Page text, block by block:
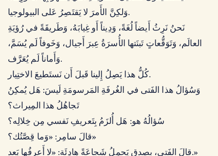
وَلكِنَّ الأَمرَ لا يَقتَصِرُ عَلى البيولوجيا.
نَحنُ نَرِثُ أَيضاً لُغَةً، وَدِيناً أَو غِيابَهُ، وَطَريقَةً في رُؤيَةِ
العالَم، وَتَوَقُّعاتٍ تَبنَتها الأُسرَةُ عِبرَ أَجيال، وَخَوفاً لَم يُسَمَّ،
وَأَماناً لَم يُعَرَّف.
كُلُّ هذا يَصِلُ إِلينا قَبلَ أَن نَستَطيعَ الاختِيار.
وَسُؤالُ هذا الفَتى في الغُرفَةِ المَرسومَةِ لَيسَ: هَل يُمكِنُ
تَجاهُلُ هذا المِيراث؟
سُؤالُهُ هو: هَل أُلزَمُ بِتَعريفِ نَفسي مِن خِلالِه؟
قالَ سامِر: «وَما قِصَّتُك؟»
قالَ الفَتى، بِصِدقٍ يَحمِلُ شَجاعَةً هادِئَة: «لا أَعرِفُها بَعد.»